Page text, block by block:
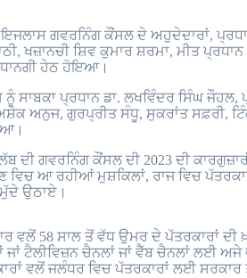
ਗਵਰਨਿੰਗ ਕੌਂਸਲ ਦੇ ਅਹੁਦੇਦਾਰਾਂ,
ਖਜ਼ਾਨਚੀ ਸ਼ਿਵ ਕੁਮਾਰ ਸ਼ਰਮਾ, ਮੀਤ
ਹੇਠ ਹੋਇਆ।
ਸਾਬਕਾ ਪ੍ਰਧਾਨ ਡਾ. ਲਖਵਿੰਦਰ ਸਿੰਘ
ਅਨੁਜ, ਗੁਰਪ੍ਰੀਤ ਸੰਧੂ, ਸੁਕਰਾਂਤ ਸਫ਼ਰੀ,
ਦੀ ਗਵਰਨਿੰਗ ਕੌਂਸਲ ਦੀ 2023 ਦੀ
ਵਿਚ ਆ ਰਹੀਆਂ ਮੁਸ਼ਕਿਲਾਂ, ਰਾਜ ਵਿਚ
ਉਠਾਏ।
ਵਲੋਂ 58 ਸਾਲ ਤੋਂ ਵੱਧ ਉਮਰ ਦੇ ਪੱਤਰਕਾਰਾਂ ਦੀ
ਜਾਂ ਟੈਲੀਵਿਜ਼ਨ ਚੈਨਲਾਂ ਜਾਂ ਵੈੱਬ ਚੈਨਲਾਂ ਲਈ
ਵਲੋਂ ਜਲੰਧਰ ਵਿਚ ਪੱਤਰਕਾਰਾਂ ਲਈ ਸਰਕਾਰ